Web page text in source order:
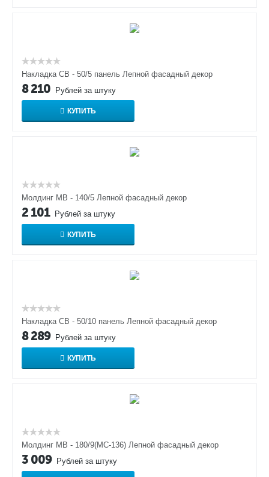
Накладка СВ - 50/5 панель Лепной фасадный декор
8 210 Рублей за штуку
КУПИТЬ
Молдинг МВ - 140/5 Лепной фасадный декор
2 101 Рублей за штуку
КУПИТЬ
Накладка СВ - 50/10 панель Лепной фасадный декор
8 289 Рублей за штуку
КУПИТЬ
Молдинг МВ - 180/9(МС-136) Лепной фасадный декор
3 009 Рублей за штуку